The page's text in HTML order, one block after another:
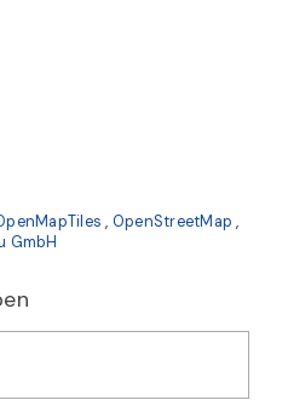
, OpenStreetMap ,
GmbH